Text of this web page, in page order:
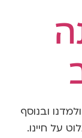
ובנוסף
על חיינו.